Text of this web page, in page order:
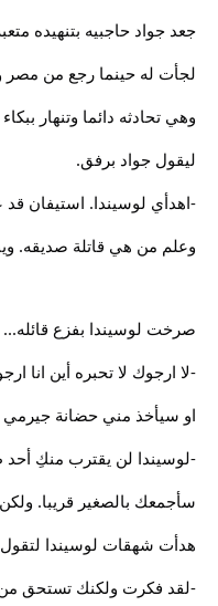
جعد جواد حاجبيه بتنهيده
لجأت له حينما رجع من
وهي تحادثه دائما وتنهار
ليقول جواد برفق.
-اهدأي لوسيندا. استيفان قد
وعلم من هي قاتلة صديقه.
صرخت لوسيندا بفزع قائله...
-لا ارجوك لا تحبره أين انا
او سيأخذ مني حضانة جيرمي
-لوسيندا لن يقترب منكِ
سأجمعك بالصغير قريبا.
هدأت شهقات لوسيندا لتقول
-لقد فكرت ولكنك تستحق